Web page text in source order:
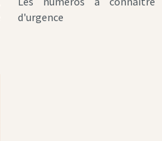
d'urgence